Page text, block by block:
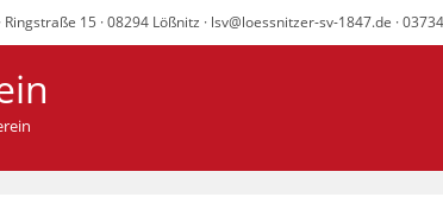
Ringstraße 15 · 08294 Lößnitz · lsv@loessnitzer-sv-1847.de ·